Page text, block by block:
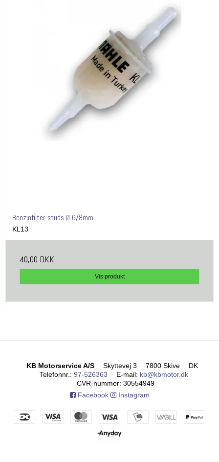
Benzinfilter studs Ø 6/8mm
KL13
40,00 DKK
Vis produkt
KB Motorservice A/S Skyttevej 3 7800 Skive
DK
Telefonnr. : 97-526363 E-mail: kb@kbmotor.dk
CVR-nummer: 30554949
Facebook
Instagram